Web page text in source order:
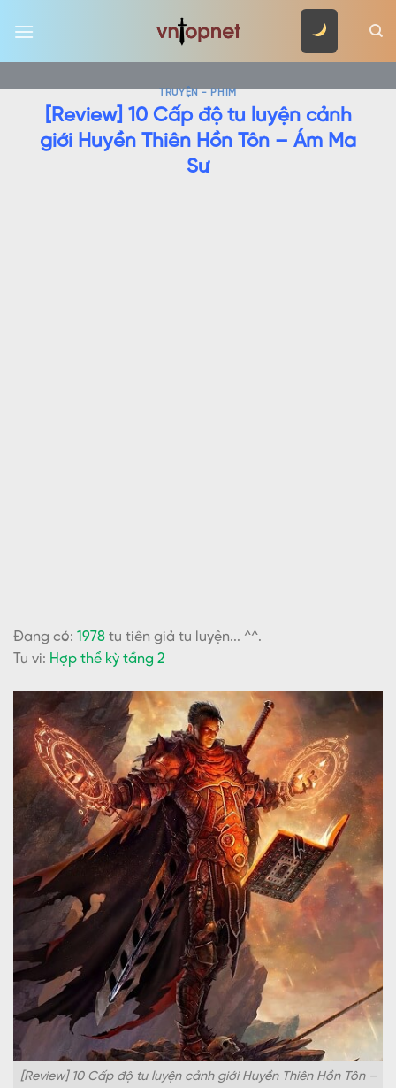
TRUYỆN - PHIM
[Review] 10 Cấp độ tu luyện cảnh
giới Huyền Thiên Hồn Tôn – Ám Ma
Sư
Đang có: 1978 tu tiên giả tu luyện... ^^.
Tu vi: Hợp thể kỳ tầng 2
[Review] 10 Cấp độ tu luyện cảnh giới Huyền Thiên Hồn Tôn –